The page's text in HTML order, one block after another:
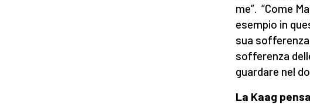
me”. “Come
esempio in
sua
sofferenza
guardare nel
La Kaag pensa